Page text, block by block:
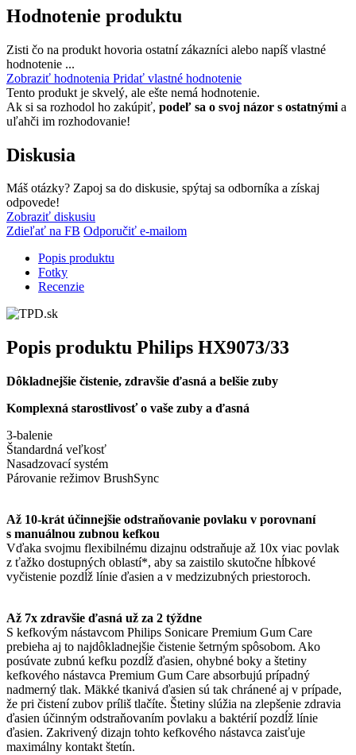
Hodnotenie produktu
Zisti čo na produkt hovoria ostatní zákazníci alebo napíš vlastné
hodnotenie ...
Zobraziť hodnotenia Pridať vlastné hodnotenie
Tento produkt je skvelý, ale ešte nemá hodnotenie.
Ak si sa rozhodol ho zakúpiť, podeľ sa o svoj názor s ostatnými a
uľahči im rozhodovanie!
Diskusia
Máš otázky? Zapoj sa do diskusie, spýtaj sa odborníka a získaj
odpovede!
Zobraziť diskusiu
Zdieľať na FB Odporučiť e-mailom
Popis produktu
Fotky
Recenzie
Popis produktu Philips HX9073/33
Dôkladnejšie čistenie, zdravšie ďasná a belšie zuby
Komplexná starostlivosť o vaše zuby a ďasná
3-balenie
Štandardná veľkosť
Nasadzovací systém
Párovanie režimov BrushSync
Až 10-krát účinnejšie odstraňovanie povlaku v porovnaní
s manuálnou zubnou kefkou
Vďaka svojmu flexibilnému dizajnu odstraňuje až 10x viac povlak
z ťažko dostupných oblastí*, aby sa zaistilo skutočne hĺbkové
vyčistenie pozdĺž línie ďasien a v medzizubných priestoroch.
Až 7x zdravšie ďasná už za 2 týždne
S kefkovým nástavcom Philips Sonicare Premium Gum Care
prebieha aj to najdôkladnejšie čistenie šetrným spôsobom. Ako
posúvate zubnú kefku pozdĺž ďasien, ohybné boky a štetiny
kefkového nástavca Premium Gum Care absorbujú prípadný
nadmerný tlak. Mäkké tkanivá ďasien sú tak chránené aj v prípade,
že pri čistení zubov príliš tlačíte. Štetiny slúžia na zlepšenie zdravia
ďasien účinným odstraňovaním povlaku a baktérií pozdĺž línie
ďasien. Zakrivený dizajn tohto kefkového nástavca zaisťuje
maximálny kontakt štetín.